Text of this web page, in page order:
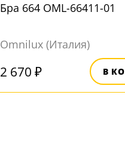
Бра 664 OML-66411-01
Omnilux (Италия)
2 670 ₽ В